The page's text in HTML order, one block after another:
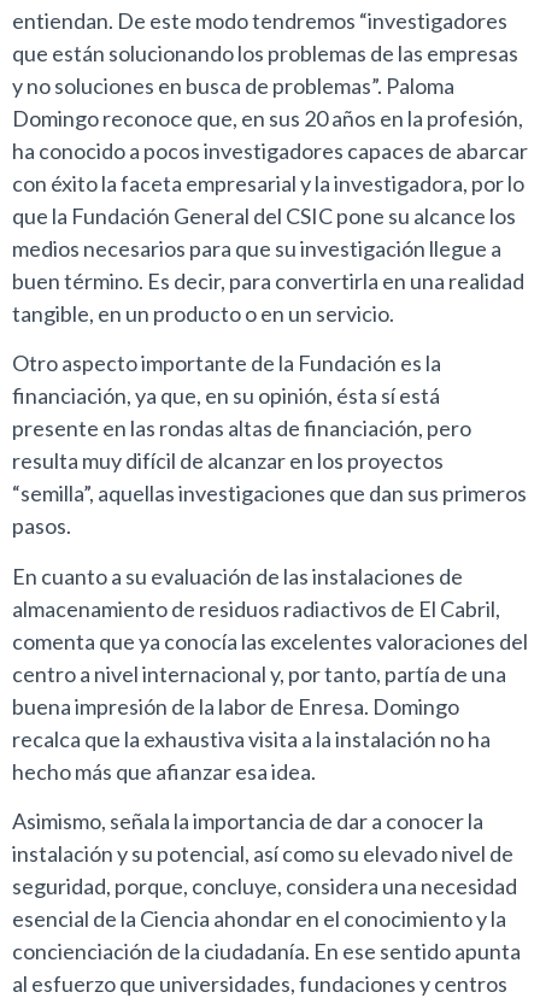
entiendan. De este modo tendremos “investigadores
que están solucionando los problemas de las empresas
y no soluciones en busca de problemas”. Paloma
Domingo reconoce que, en sus 20 años en la profesión,
ha conocido a pocos investigadores capaces de abarcar
con éxito la faceta empresarial y la investigadora, por lo
que la Fundación General del CSIC pone su alcance los
medios necesarios para que su investigación llegue a
buen término. Es decir, para convertirla en una realidad
tangible, en un producto o en un servicio.
Otro aspecto importante de la Fundación es la
financiación, ya que, en su opinión, ésta sí está
presente en las rondas altas de financiación, pero
resulta muy difícil de alcanzar en los proyectos
“semilla”, aquellas investigaciones que dan sus primeros
pasos.
En cuanto a su evaluación de las instalaciones de
almacenamiento de residuos radiactivos de El Cabril,
comenta que ya conocía las excelentes valoraciones del
centro a nivel internacional y, por tanto, partía de una
buena impresión de la labor de Enresa. Domingo
recalca que la exhaustiva visita a la instalación no ha
hecho más que afianzar esa idea.
Asimismo, señala la importancia de dar a conocer la
instalación y su potencial, así como su elevado nivel de
seguridad, porque, concluye, considera una necesidad
esencial de la Ciencia ahondar en el conocimiento y la
concienciación de la ciudadanía. En ese sentido apunta
al esfuerzo que universidades, fundaciones y centros